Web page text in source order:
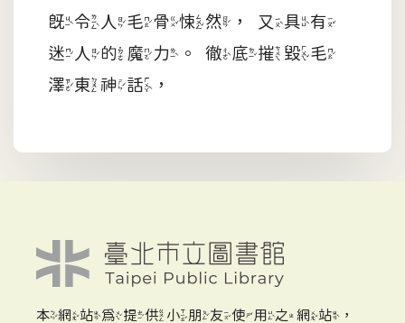
既令人毛骨悚然，又具有
迷人的魔力。徹底摧毀毛
澤東神話，
本網站為提供小朋友使用之網站，